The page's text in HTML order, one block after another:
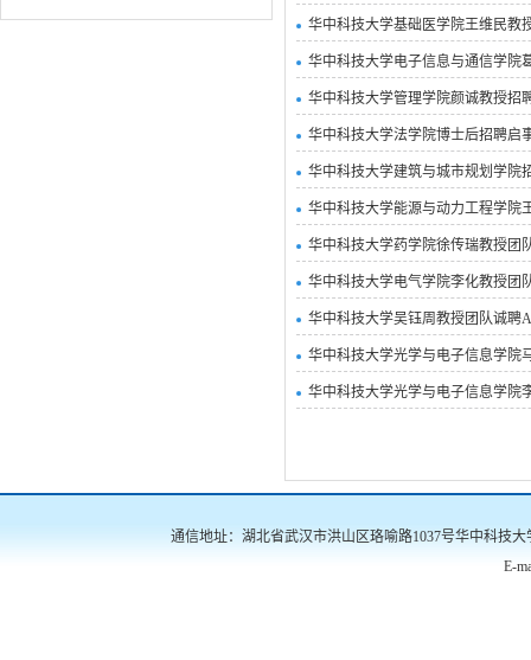
华中科技大学基础医学院王维民教
华中科技大学电子信息与通信学院
华中科技大学管理学院颜诚教授招
华中科技大学法学院博士后招聘启
华中科技大学建筑与城市规划学院
华中科技大学能源与动力工程学院
华中科技大学药学院徐传瑞教授团
华中科技大学电气学院李化教授团
华中科技大学吴钰周教授团队诚聘
华中科技大学光学与电子信息学院
华中科技大学光学与电子信息学院
通信地址：湖北省武汉市洪山区珞喻路1037号华中科技大
E-